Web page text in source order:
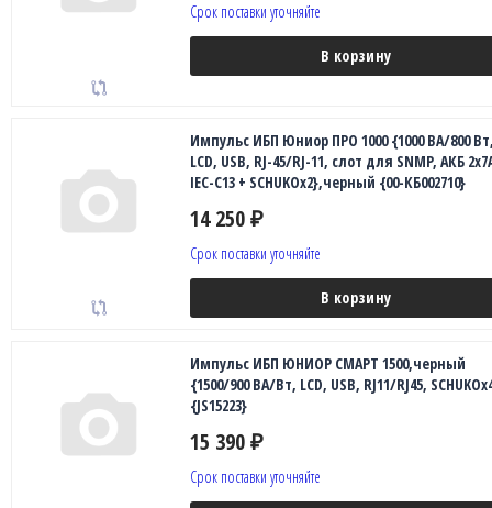
Срок поставки уточняйте
В корзину
Импульс ИБП Юниор ПРО 1000 {1000 ВА/800
LCD, USB, RJ-45/RJ-11, слот для SNMP, АКБ
IEC-C13 + SCHUKOx2},черный {00-КБ002710}
14 250 ₽
Срок поставки уточняйте
В корзину
Импульс ИБП ЮНИОР СМАРТ 1500,черный
{1500/900 ВА/Вт, LCD, USB, RJ11/RJ45,
{JS15223}
15 390 ₽
Срок поставки уточняйте